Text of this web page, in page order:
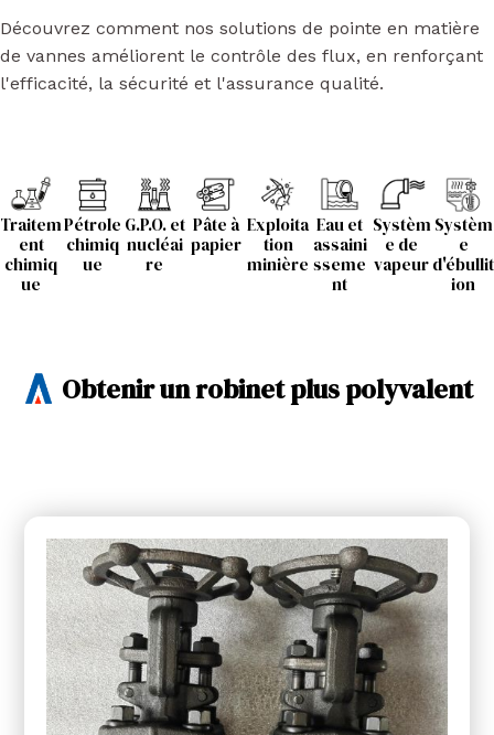
Découvrez comment nos solutions de pointe en matière
de vannes améliorent le contrôle des flux, en renforçant
l'efficacité, la sécurité et l'assurance qualité.
Traitem
ent
chimiq
ue
Pétrole
chimiq
ue
G.P.O. et
nucléai
re
Pâte à
papier
Exploita
tion
minière
Eau et
assaini
sseme
nt
Systèm
e de
vapeur
Systèm
e
d'ébullit
ion
Obtenir un robinet plus polyvalent